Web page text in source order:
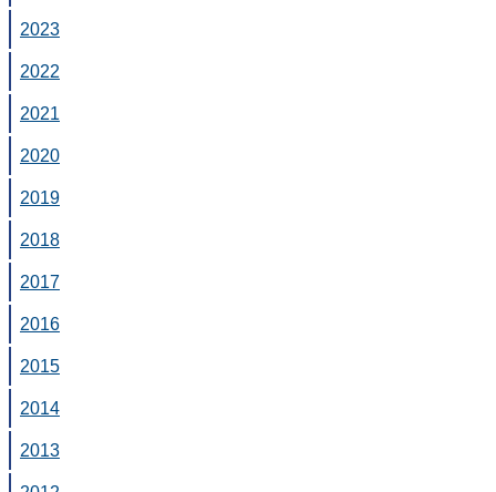
2023
2022
2021
2020
2019
2018
2017
2016
2015
2014
2013